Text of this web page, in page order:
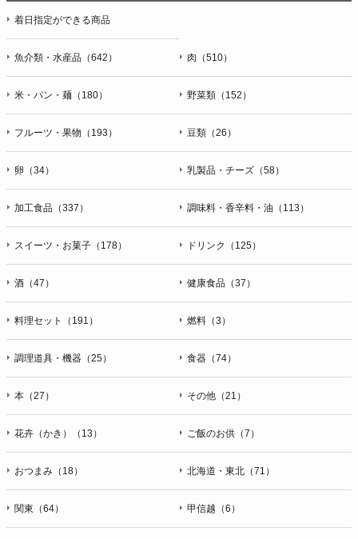
着日指定ができる商品
魚介類・水産品（642） 肉（510）
米・パン・麺（180） 野菜類（152）
フルーツ・果物（193） 豆類（26）
卵（34） 乳製品・チーズ（58）
加工食品（337） 調味料・香辛料・油（113）
スイーツ・お菓子（178） ドリンク（125）
酒（47） 健康食品（37）
料理セット（191） 燃料（3）
調理道具・機器（25） 食器（74）
本（27） その他（21）
花卉（かき）（13） ご飯のお供（7）
おつまみ（18） 北海道・東北（71）
関東（64） 甲信越（6）